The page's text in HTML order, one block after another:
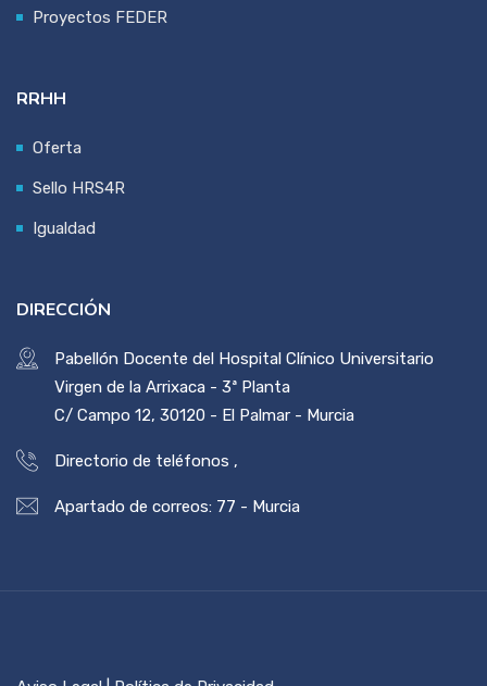
Proyectos FEDER
RRHH
Oferta
Sello HRS4R
Igualdad
DIRECCIÓN
Pabellón Docente del Hospital Clínico Universitario
Virgen de la Arrixaca - 3ª Planta
C/ Campo 12, 30120 - El Palmar - Murcia
Directorio de teléfonos ,
Apartado de correos: 77 - Murcia